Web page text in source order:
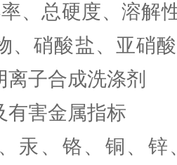
、总硬度、溶解
、硝酸盐、亚硝
子合成洗涤剂
有害金属指标
汞、铬、铜、锌